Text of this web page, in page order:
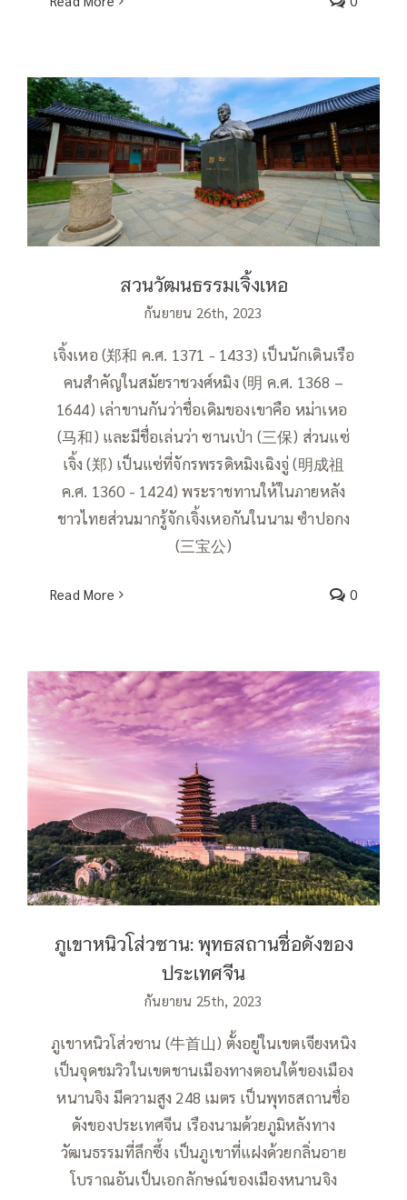
สวนวัฒนธรรมเจิ้งเหอ
สวนวัฒนธรรมเจิ้งเหอ
กันยายน 26th, 2023
เจิ้งเหอ (郑和 ค.ศ. 1371 - 1433) เป็นนักเดินเรือ
คนสำคัญในสมัยราชวงศ์หมิง (明 ค.ศ. 1368 –
1644) เล่าขานกันว่าชื่อเดิมของเขาคือ หม่าเหอ
(马和) และมีชื่อเล่นว่า ซานเป่า (三保) ส่วนแซ่
เจิ้ง (郑) เป็นแซ่ที่จักรพรรดิหมิงเฉิงจู่ (明成祖
ค.ศ. 1360 - 1424) พระราชทานให้ในภายหลัง
ชาวไทยส่วนมากรู้จักเจิ้งเหอกันในนาม ซำปอกง
(三宝公)
Read More 0
ภูเขาหนิวโส่วซาน: พุทธสถานชื่อดังของ
ประเทศจีน
ภูเขาหนิวโส่วซาน: พุทธสถานชื่อดังของ
ประเทศจีน
กันยายน 25th, 2023
ภูเขาหนิวโส่วซาน (牛首山) ตั้งอยู่ในเขตเจียงหนิง
เป็นจุดชมวิวในเขตชานเมืองทางตอนใต้ของเมือง
หนานจิง มีความสูง 248 เมตร เป็นพุทธสถานชื่อ
ดังของประเทศจีน เรืองนามด้วยภูมิหลังทาง
วัฒนธรรมที่ลึกซึ้ง เป็นภูเขาที่แฝงด้วยกลิ่นอาย
โบราณอันเป็นเอกลักษณ์ของเมืองหนานจิง